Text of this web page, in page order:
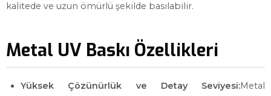
kalitede ve uzun ömürlü şekilde basılabilir.
Metal UV Baskı Özellikleri
Yüksek Çözünürlük ve Detay Seviyesi:Metal